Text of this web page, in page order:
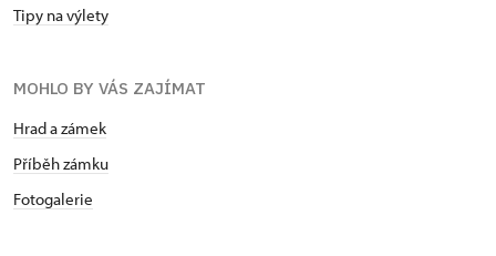
Tipy na výlety
MOHLO BY VÁS ZAJÍMAT
Hrad a zámek
Příběh zámku
Fotogalerie